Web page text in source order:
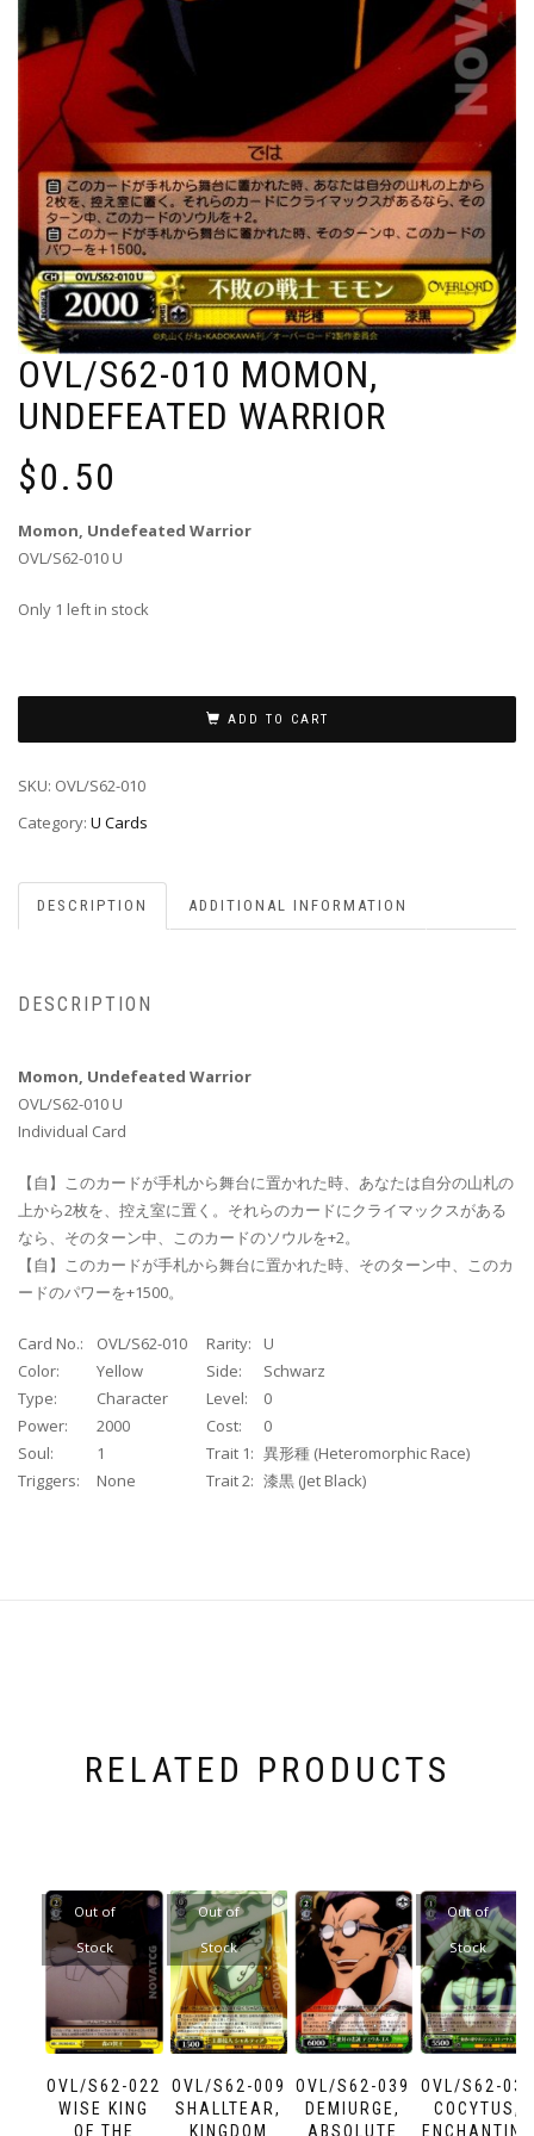
OVL/S62-010 MOMON,
UNDEFEATED WARRIOR
$0.50
Momon, Undefeated Warrior
OVL/S62-010 U
Only 1 left in stock
ADD TO CART
SKU: OVL/S62-010
Category: U Cards
DESCRIPTION ADDITIONAL INFORMATION
DESCRIPTION
Momon, Undefeated Warrior
OVL/S62-010 U
Individual Card
【自】このカードが手札から舞台に置かれた時、あなたは自分の山札の
上から2枚を、控え室に置く。それらのカードにクライマックスがある
なら、そのターン中、このカードのソウルを+2。
【自】このカードが手札から舞台に置かれた時、そのターン中、このカ
ードのパワーを+1500。
Card No.: OVL/S62-010 Rarity:
U
Color:
Yellow Side:
Schwarz
Type:
Character Level:
0
Power:
2000 Cost:
0
Soul:
1 Trait 1: 異形種 (Heteromorphic Race)
Triggers:
None Trait 2: 漆黒 (Jet Black)
RELATED PRODUCTS
OVL/S62-022
WISE KING
OF THE
Out of
Stock
OVL/S62-009
SHALLTEAR,
KINGDOM
Out of
Stock
OVL/S62-039
DEMIURGE,
ABSOLUTE
OVL/S62-037
COCYTUS,
ENCHANTING
Out of
Stock